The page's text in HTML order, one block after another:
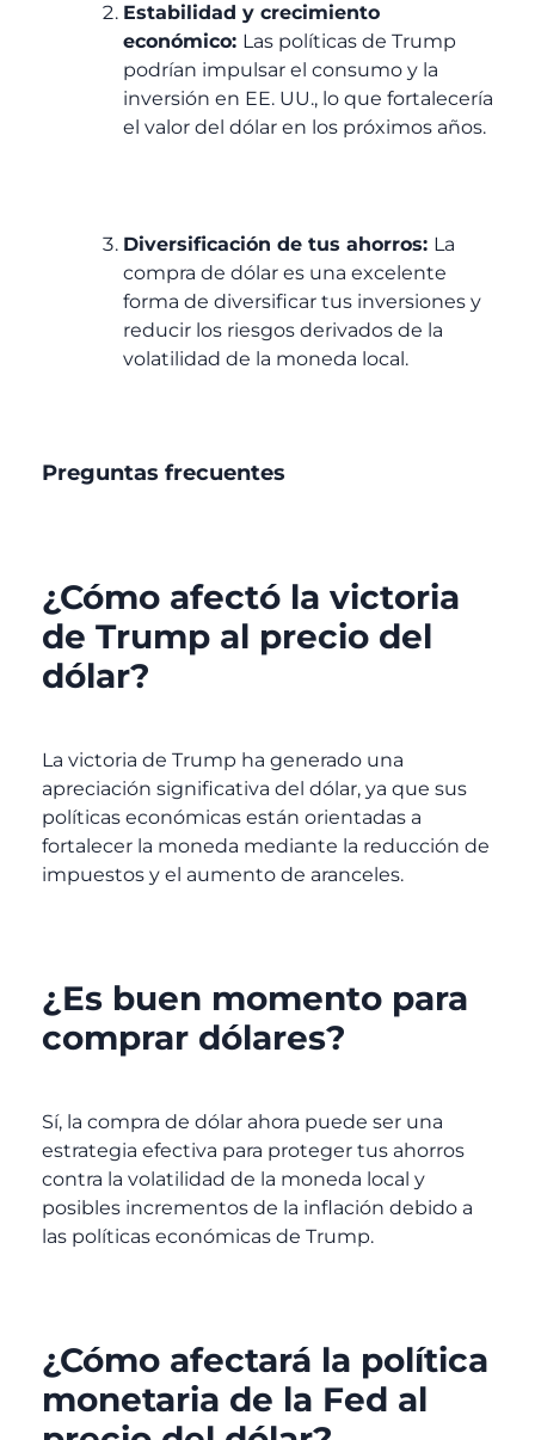
Estabilidad y crecimiento
económico: Las políticas de Trump
podrían impulsar el consumo y la
inversión en EE. UU., lo que fortalecería
el valor del dólar en los próximos años.
Diversificación de tus ahorros: La
compra de dólar es una excelente
forma de diversificar tus inversiones y
reducir los riesgos derivados de la
volatilidad de la moneda local.
Preguntas frecuentes
¿Cómo afectó la victoria
de Trump al precio del
dólar?
La victoria de Trump ha generado una
apreciación significativa del dólar, ya que sus
políticas económicas están orientadas a
fortalecer la moneda mediante la reducción de
impuestos y el aumento de aranceles.
¿Es buen momento para
comprar dólares?
Sí, la compra de dólar ahora puede ser una
estrategia efectiva para proteger tus ahorros
contra la volatilidad de la moneda local y
posibles incrementos de la inflación debido a
las políticas económicas de Trump.
¿Cómo afectará la política
monetaria de la Fed al